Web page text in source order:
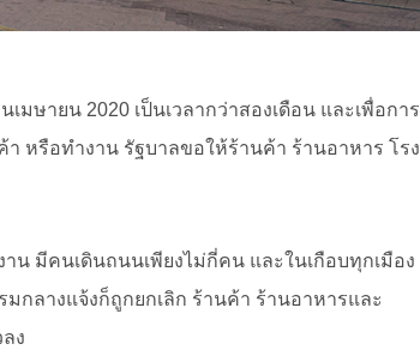
ษายน 2020 เป็นเวลากว่าสองเดือน และเพื่อการ
หรือทำงาน รัฐบาลขอให้ร้านค้า ร้านอาหาร โรง
มีคนเดินถนนเพียงไม่กี่คน และในเกือบทุกเมือง
กลางแจ้งก็ถูกยกเลิก ร้านค้า ร้านอาหารและ
ง